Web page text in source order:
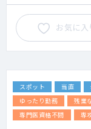
お気に入
スポット 当直
ゆったり勤務
残業
専門医資格不問
専